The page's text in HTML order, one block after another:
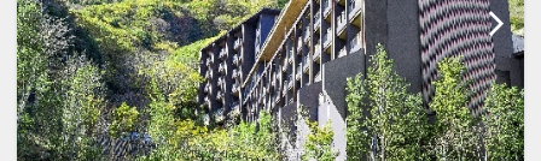
●結婚記念日等（※前後１４日以内対
象）の方に夫婦箸をご用意（１部屋に１
つ滞在中1回）
※ご予約時に「お問合せ・ご要望メモ」